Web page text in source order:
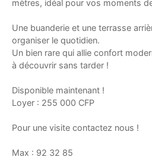
mètres, idéal pour vos moments
Une buanderie et une terrasse
organiser le quotidien.
Un bien rare qui allie confort
à découvrir sans tarder !
Disponible maintenant !
Loyer : 255 000 CFP
Pour une visite contactez nous !
Max : 92 32 85